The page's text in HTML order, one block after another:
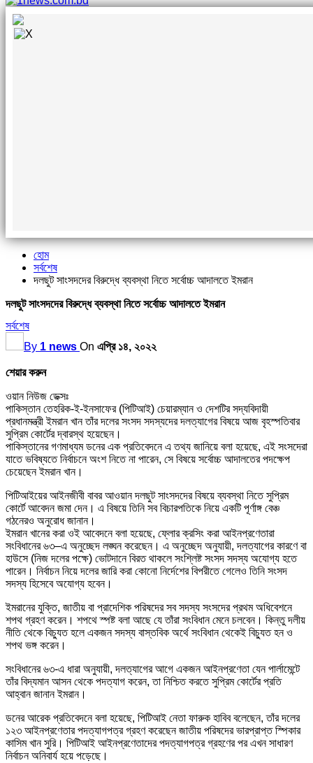
হোম
সর্বশেষ
দলছুট সাংসদদের বিরুদ্ধে ব্যবস্থা নিতে সর্বোচ্চ আদালতে ইমরান
দলছুট সাংসদদের বিরুদ্ধে ব্যবস্থা নিতে সর্বোচ্চ আদালতে ইমরান
সর্বশেষ
By 1 news On এপ্রি ১৪, ২০২২
শেয়ার করুন
ওয়ান নিউজ ডেক্সঃ
পাকিস্তান তেহরিক-ই-ইনসাফের (পিটিআই) চেয়ারম্যান ও দেশটির সদ্যবিদায়ী
প্রধানমন্ত্রী ইমরান খান তাঁর দলের সংসদ সদস্যদের দলত্যাগের বিষয়ে আজ বৃহস্পতিবার
সুপ্রিম কোর্টের দ্বারস্থ হয়েছেন।
পাকিস্তানের গণমাধ্যম ডনের এক প্রতিবেদনে এ তথ্য জানিয়ে বলা হয়েছে, এই সংসদেরা
যাতে ভবিষ্যতে নির্বাচনে অংশ নিতে না পারেন, সে বিষয়ে সর্বোচ্চ আদালতের পদক্ষেপ
চেয়েছেন ইমরান খান।
পিটিআইয়ের আইনজীবী বাবর আওয়ান দলছুট সাংসদদের বিষয়ে ব্যবস্থা নিতে সুপ্রিম
কোর্টে আবেদন জমা দেন। এ বিষয়ে তিনি সব বিচারপতিকে নিয়ে একটি পূর্ণাঙ্গ বেঞ্চ
গঠনেরও অনুরোধ জানান।
ইমরান খানের করা ওই আবেদনে বলা হয়েছে, ফ্লোর ক্রসিং করা আইনপ্রণেতারা
সংবিধানের ৬৩–এ অনুচ্ছেদ লঙ্ঘন করেছেন। এ অনুচ্ছেদ অনুযায়ী, দলত্যাগের কারণে বা
হাউসে (নিজ দলের পক্ষে) ভোটদানে বিরত থাকলে সংশ্লিষ্ট সংসদ সদস্য অযোগ্য হতে
পারেন। নির্বাচন নিয়ে দলের জারি করা কোনো নির্দেশের বিপরীতে গেলেও তিনি সংসদ
সদস্য হিসেবে অযোগ্য হবেন।
ইমরানের যুক্তি, জাতীয় বা প্রাদেশিক পরিষদের সব সদস্য সংসদের প্রথম অধিবেশনে
শপথ গ্রহণ করেন। শপথে স্পষ্ট বলা আছে যে তাঁরা সংবিধান মেনে চলবেন। কিন্তু দলীয়
নীতি থেকে বিচ্যুত হলে একজন সদস্য বাস্তবিক অর্থে সংবিধান থেকেই বিচ্যুত হন ও
শপথ ভঙ্গ করেন।
সংবিধানের ৬৩-এ ধারা অনুযায়ী, দলত্যাগের আগে একজন আইনপ্রণেতা যেন পার্লামেন্টে
তাঁর বিদ্যমান আসন থেকে পদত্যাগ করেন, তা নিশ্চিত করতে সুপ্রিম কোর্টের প্রতি
আহ্বান জানান ইমরান।
ডনের আরেক প্রতিবেদনে বলা হয়েছে, পিটিআই নেতা ফারুক হাবিব বলেছেন, তাঁর দলের
১২৩ আইনপ্রণেতার পদত্যাগপত্র গ্রহণ করেছেন জাতীয় পরিষদের ভারপ্রাপ্ত স্পিকার
কাসিম খান সুরি। পিটিআই আইনপ্রণেতাদের পদত্যাগপত্র গ্রহণের পর এখন সাধারণ
নির্বাচন অনিবার্য হয়ে পড়েছে।